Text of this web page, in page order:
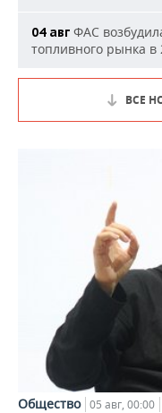
04 авг ФАС
топливного рынка в
ВСЕ
Общество 05 авг, 00:00